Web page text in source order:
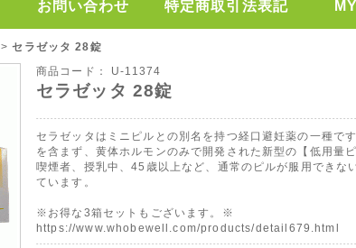
お問い合わせ 特定商取引法表記
>セラゼッタ 28錠
商品コード： U-11374
セラゼッタ 28錠
セラゼッタはミニピルとの別名を持つ経口避妊薬の一種で
を含まず、黄体ホルモンのみで開発された新型の【低用量ピ
喫煙者、授乳中、45歳以上など、通常のピルが服用できな
ています。
※お得な3箱セットもございます。※
https://www.whobewell.com/products/detail679.html